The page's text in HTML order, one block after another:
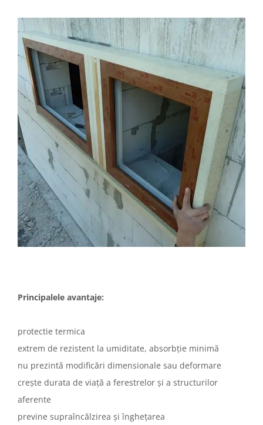
Principalele avantaje:
protectie termica
extrem de rezistent la umiditate, absorbție minimă
nu prezintă modificări dimensionale sau deformare
crește durata de viață a ferestrelor și a structurilor
aferente
previne supraîncălzirea și înghețarea